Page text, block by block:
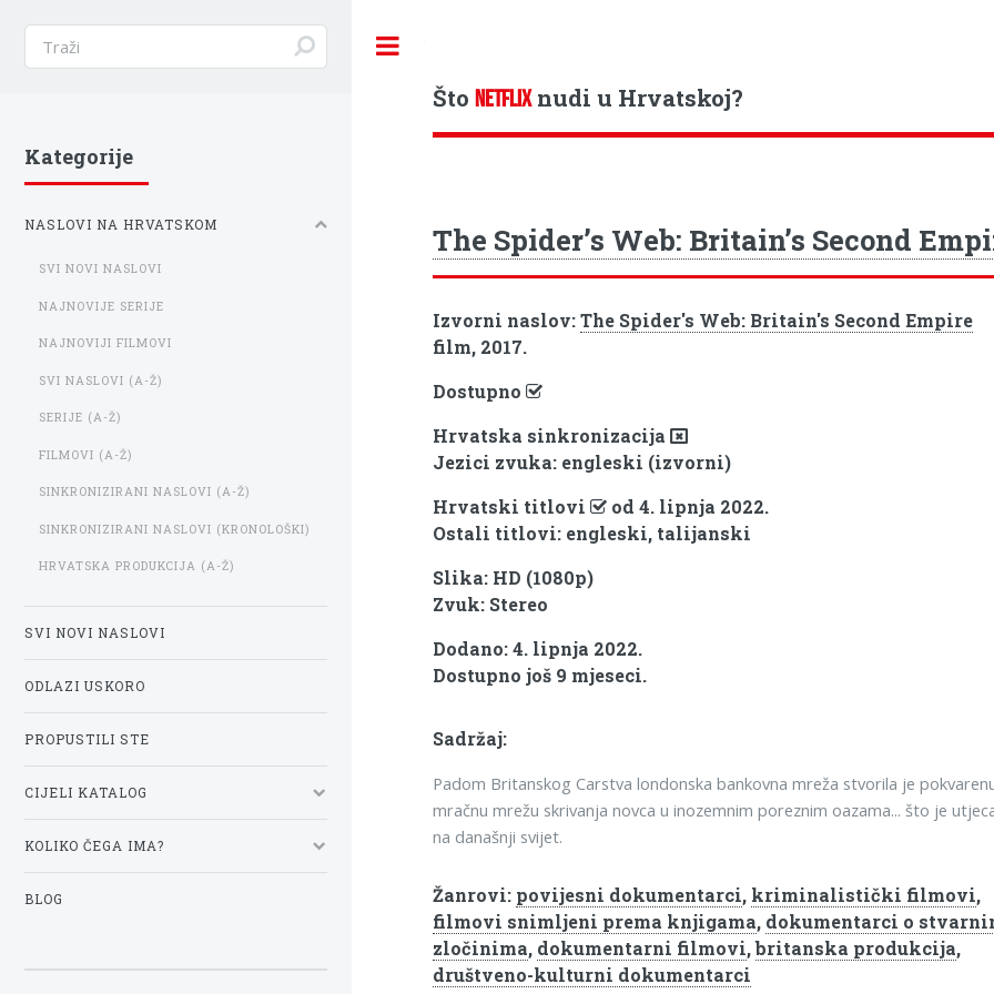
ŠtoNETFLIXnudi u Hrvatskoj?
The Spider’s Web: Britain’s Second
Izvorni naslov:The Spider's Web: Britain's Second Empire
film, 2017.
Dostupno
Hrvatska sinkronizacija
Jezici zvuka: engleski (izvorni)
Hrvatski titlovi
od 4. lipnja 2022.
Ostali titlovi: engleski, talijanski
Slika: HD (1080p)
Zvuk: Stereo
Dodano: 4. lipnja 2022.
Dostupno još 9 mjeseci.
Sadržaj:
Padom Britanskog Carstva londonska bankovna mreža stvorila je
mračnu mrežu skrivanja novca u inozemnim poreznim oazama... što je
na današnji svijet.
Žanrovi: povijesni dokumentarci, kriminalistički filmovi,
filmovi snimljeni prema knjigama, dokumentarci o
zločinima, dokumentarni filmovi,britanska produkcija,
društveno-kulturni dokumentarci
Kategorije
NASLOVI NA HRVATSKOM
SVI NOVI NASLOVI
NAJNOVIJE SERIJE
NAJNOVIJI FILMOVI
SVI NASLOVI (A-Ž)
SERIJE (A-Ž)
FILMOVI (A-Ž)
SINKRONIZIRANI NASLOVI (A-Ž)
SINKRONIZIRANI NASLOVI (KRONOLOŠKI)
HRVATSKA PRODUKCIJA (A-Ž)
SVI NOVI NASLOVI
ODLAZI USKORO
PROPUSTILI STE
CIJELI KATALOG
KOLIKO ČEGA IMA?
BLOG
Toggle